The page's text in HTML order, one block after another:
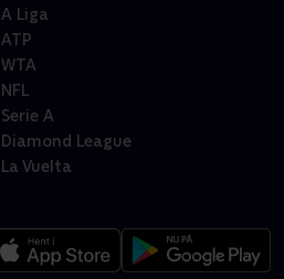
A Liga
ATP
WTA
NFL
Serie A
Diamond League
La Vuelta